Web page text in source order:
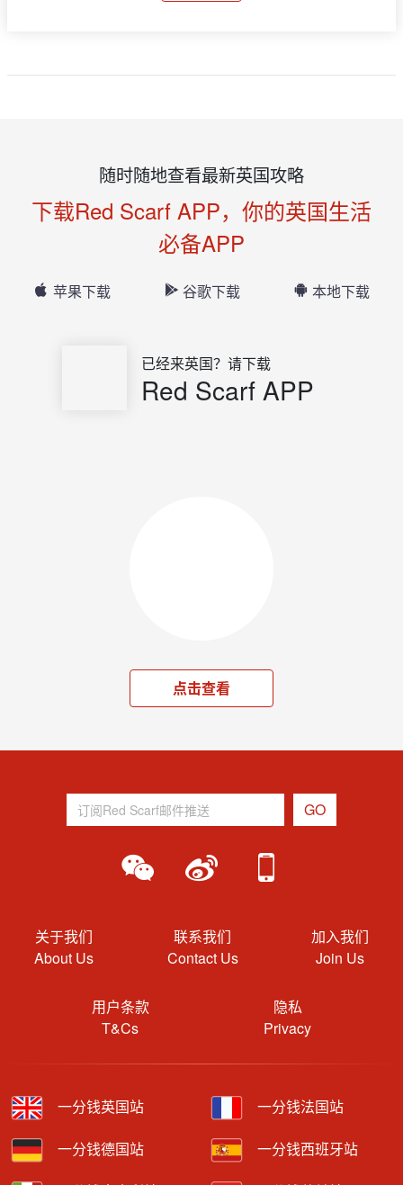
随时随地查看最新英国攻略
下载Red Scarf APP，你的英国生活
必备APP
苹果下载 谷歌下载 本地下载
已经来英国？请下载
Red Scarf APP
点击查看
关于我们
About Us
联系我们
Contact Us
加入我们
Join Us
用户条款
T&Cs
隐私
Privacy
一分钱英国站 一分钱法国站
一分钱德国站 一分钱西班牙站